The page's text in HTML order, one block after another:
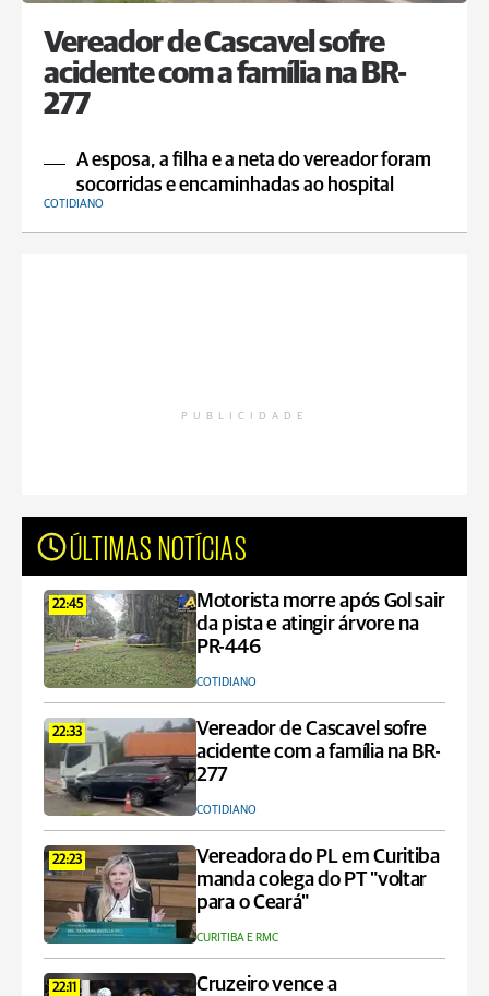
Vereador de Cascavel sofre
acidente com a família na BR-
277
A esposa, a filha e a neta do vereador foram
socorridas e encaminhadas ao hospital
COTIDIANO
PUBLICIDADE
ÚLTIMAS NOTÍCIAS
22:45
Motorista morre após Gol sair
da pista e atingir árvore na
PR-446
COTIDIANO
22:33
Vereador de Cascavel sofre
acidente com a família na BR-
277
COTIDIANO
22:23
Vereadora do PL em Curitiba
manda colega do PT "voltar
para o Ceará"
CURITIBA E RMC
22:11
Cruzeiro vence a